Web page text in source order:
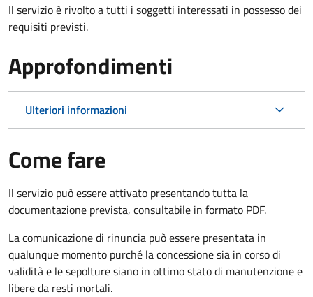
Il servizio è rivolto a tutti i soggetti interessati in possesso dei
requisiti previsti.
Approfondimenti
Ulteriori informazioni
Come fare
Il servizio può essere attivato presentando tutta la
documentazione prevista, consultabile in formato PDF.
La comunicazione di rinuncia può essere presentata in
qualunque momento purché la concessione sia in corso di
validità e le sepolture siano in ottimo stato di manutenzione e
libere da resti mortali.